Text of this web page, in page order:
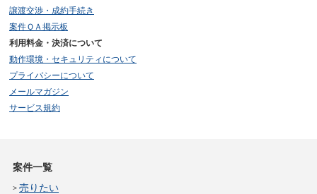
譲渡交渉・成約手続き
案件ＱＡ掲示板
利用料金・決済について
動作環境・セキュリティについて
プライバシーについて
メールマガジン
サービス規約
案件一覧
売りたい